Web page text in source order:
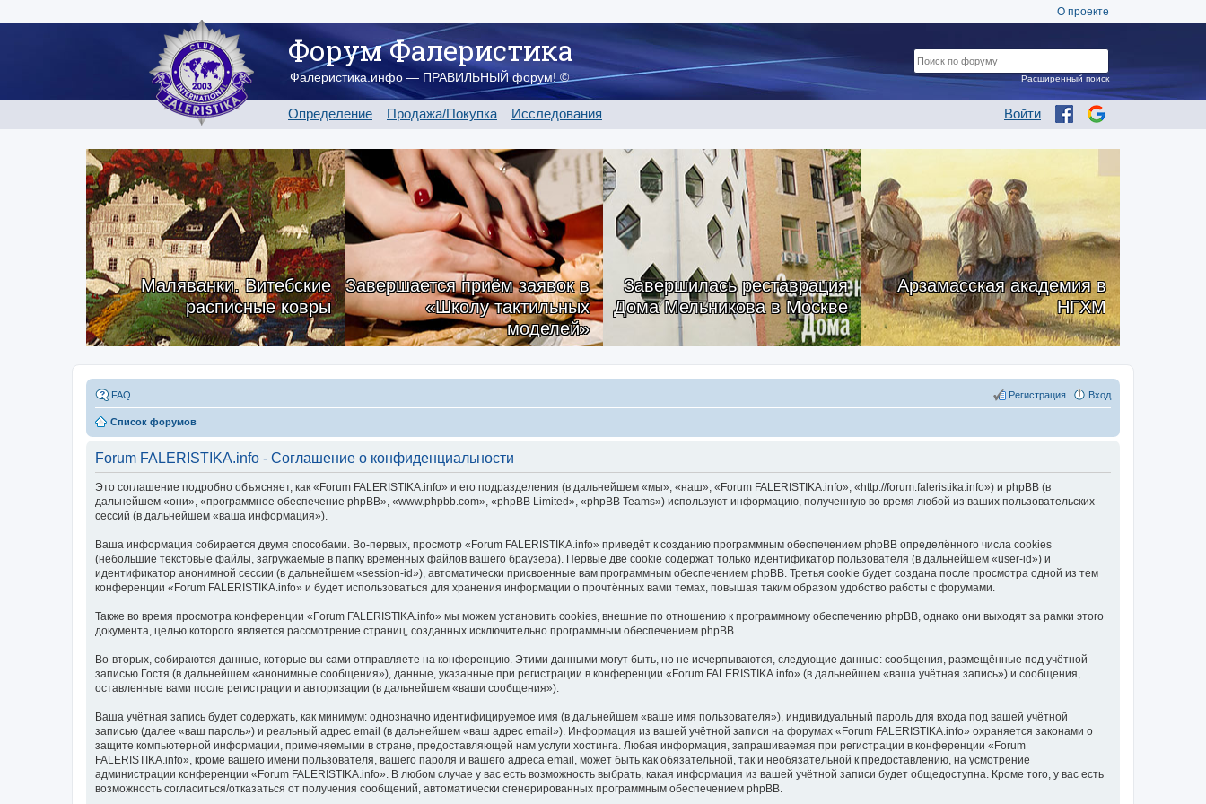
О проекте
Форум Фалеристика
Фалеристика.инфо — ПРАВИЛЬНЫЙ форум! ©
Определение Продажа/Покупка Исследования Войти
Расширенный поиск
Маляванки. Витебские
расписные ковры
Завершается приём заявок в
«Школу тактильных
моделей»
Завершилась реставрация
Дома Мельникова в Москве
Арзамасская академия в
НГХМ
FAQ Вход
Регистрация
Список форумов
Forum FALERISTIKA.info - Соглашение о конфиденциальности
Это соглашение подробно объясняет, как «Forum FALERISTIKA.info» и его подразделения (в дальнейшем «мы», «наш», «Forum FALERISTIKA.info», «http://forum.faleristika.info») и phpBB (в
дальнейшем «они», «программное обеспечение phpBB», «www.phpbb.com», «phpBB Limited», «phpBB Teams») используют информацию, полученную во время любой из ваших пользовательских
сессий (в дальнейшем «ваша информация»).
Ваша информация собирается двумя способами. Во-первых, просмотр «Forum FALERISTIKA.info» приведёт к созданию программным обеспечением phpBB определённого числа cookies
(небольшие текстовые файлы, загружаемые в папку временных файлов вашего браузера). Первые две cookie содержат только идентификатор пользователя (в дальнейшем «user-id») и
идентификатор анонимной сессии (в дальнейшем «session-id»), автоматически присвоенные вам программным обеспечением phpBB. Третья cookie будет создана после просмотра одной из тем
конференции «Forum FALERISTIKA.info» и будет использоваться для хранения информации о прочтённых вами темах, повышая таким образом удобство работы с форумами.
Также во время просмотра конференции «Forum FALERISTIKA.info» мы можем установить cookies, внешние по отношению к программному обеспечению phpBB, однако они выходят за рамки этого
документа, целью которого является рассмотрение страниц, созданных исключительно программным обеспечением phpBB.
Во-вторых, собираются данные, которые вы сами отправляете на конференцию. Этими данными могут быть, но не исчерпываются, следующие данные: сообщения, размещённые под учётной
записью Гостя (в дальнейшем «анонимные сообщения»), данные, указанные при регистрации в конференции «Forum FALERISTIKA.info» (в дальнейшем «ваша учётная запись») и сообщения,
оставленные вами после регистрации и авторизации (в дальнейшем «ваши сообщения»).
Ваша учётная запись будет содержать, как минимум: однозначно идентифицируемое имя (в дальнейшем «ваше имя пользователя»), индивидуальный пароль для входа под вашей учётной
записью (далее «ваш пароль») и реальный адрес email (в дальнейшем «ваш адрес email»). Информация из вашей учётной записи на форумах «Forum FALERISTIKA.info» охраняется законами о
защите компьютерной информации, применяемыми в стране, предоставляющей нам услуги хостинга. Любая информация, запрашиваемая при регистрации в конференции «Forum
FALERISTIKA.info», кроме вашего имени пользователя, вашего пароля и вашего адреса email, может быть как обязательной, так и необязательной к предоставлению, на усмотрение
администрации конференции «Forum FALERISTIKA.info». В любом случае у вас есть возможность выбрать, какая информация из вашей учётной записи будет общедоступна. Кроме того, у вас есть
возможность согласиться/отказаться от получения сообщений, автоматически сгенерированных программным обеспечением phpBB.